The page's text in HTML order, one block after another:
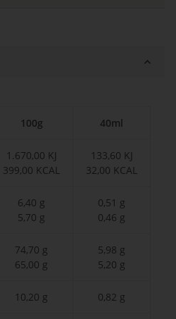
100g
40ml
1.670,00 KJ
399,00 KCAL
133,60 KJ
32,00 KCAL
6,40 g
5,70 g
0,51 g
0,46 g
74,70 g
65,00 g
5,98 g
5,20 g
10,20 g 0,82 g